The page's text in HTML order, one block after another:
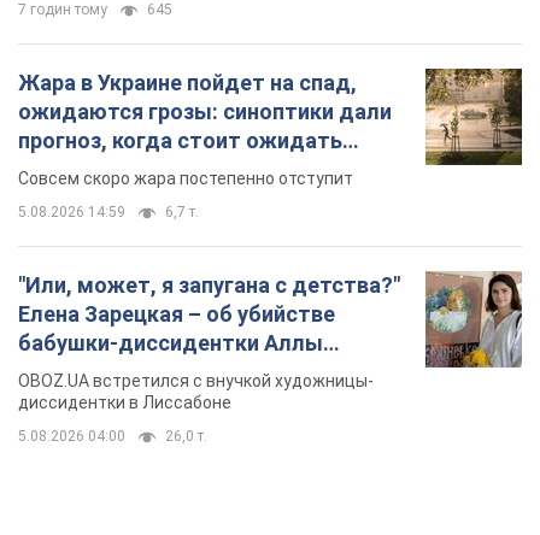
7 годин тому 645
Жара в Украине пойдет на спад,
ожидаются грозы: синоптики дали
прогноз, когда стоит ожидать
изменения погоды
Совсем скоро жара постепенно отступит
5.08.2026 14:59 6,7 т.
"Или, может, я запугана с детства?"
Елена Зарецкая – об убийстве
бабушки-диссидентки Аллы
Горской, критике сына Стуса и
бегстве в Португалию с пятью
детьми
OBOZ.UA встретился с внучкой художницы-
диссидентки в Лиссабоне
5.08.2026 04:00 26,0 т.